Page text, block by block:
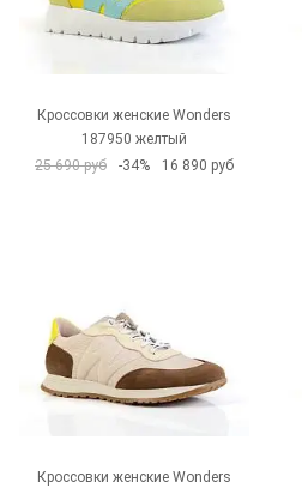
Кроссовки женские Wonders
187950 желтый
25 690 руб
-34% 16 890 руб
Кроссовки женские Wonders